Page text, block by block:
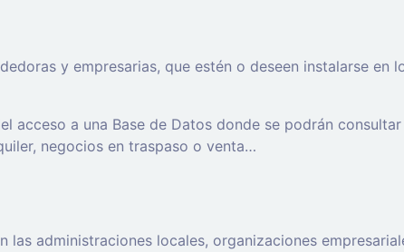
y empresarias, que estén o deseen instalarse
acceso a una Base de Datos donde se podrán
negocios en traspaso o venta…
administraciones locales, organizaciones